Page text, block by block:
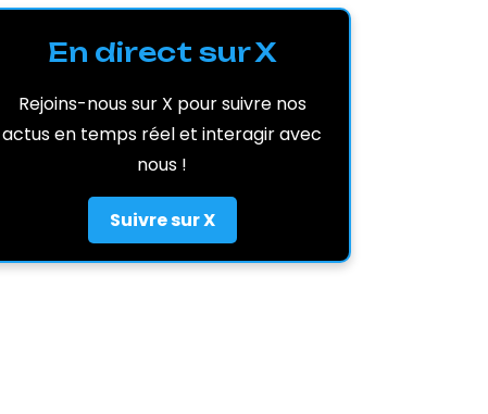
En direct sur X
Rejoins-nous sur X pour suivre nos
actus en temps réel et interagir avec
nous !
Suivre sur X